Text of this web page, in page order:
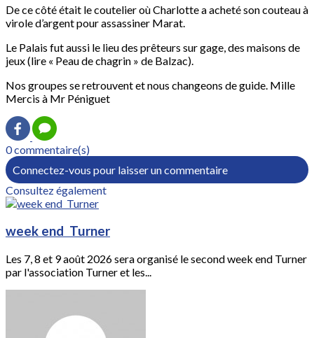
De ce côté était le coutelier où Charlotte a acheté son couteau à
virole d’argent pour assassiner Marat.
Le Palais fut aussi le lieu des prêteurs sur gage, des maisons de
jeux (lire « Peau de chagrin » de Balzac).
Nos groupes se retrouvent et nous changeons de guide. Mille
Mercis à Mr Péniguet
0 commentaire(s)
Connectez-vous pour laisser un commentaire
Consultez également
week end Turner
Les 7, 8 et 9 août 2026 sera organisé le second week end Turner
par l'association Turner et les...